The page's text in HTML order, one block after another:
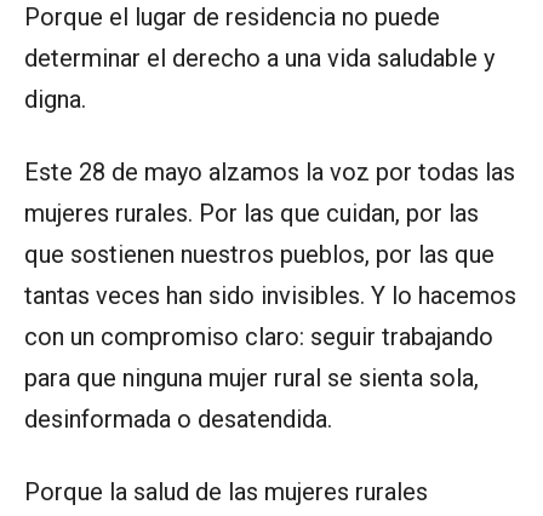
Porque el lugar de residencia no puede
determinar el derecho a una vida saludable y
digna.
Este 28 de mayo alzamos la voz por todas las
mujeres rurales. Por las que cuidan, por las
que sostienen nuestros pueblos, por las que
tantas veces han sido invisibles. Y lo hacemos
con un compromiso claro: seguir trabajando
para que ninguna mujer rural se sienta sola,
desinformada o desatendida.
Porque la salud de las mujeres rurales